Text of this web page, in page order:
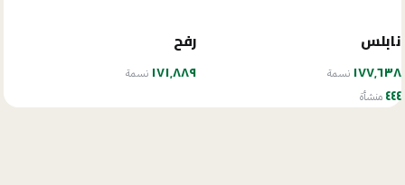
نابلس
١٧٧٬٦٣٨ نسمة
٤٤٤ منشأة
رفح
١٧١٬٨٨٩ نسمة